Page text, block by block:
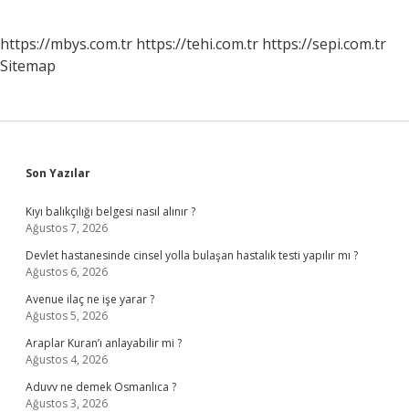
https://mbys.com.tr https://tehi.com.tr https://sepi.com.tr
Sitemap
Sidebar
Son Yazılar
Kıyı balıkçılığı belgesi nasıl alınır ?
Ağustos 7, 2026
Devlet hastanesinde cinsel yolla bulaşan hastalık testi yapılır mı ?
Ağustos 6, 2026
Avenue ilaç ne işe yarar ?
Ağustos 5, 2026
Araplar Kuran’ı anlayabilir mi ?
Ağustos 4, 2026
Aduvv ne demek Osmanlıca ?
Ağustos 3, 2026